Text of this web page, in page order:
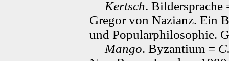
Kertsch. Bildersprache
Gregor von Nazianz. Ein
und Popularphilosophie.
Mango. Byzantium =